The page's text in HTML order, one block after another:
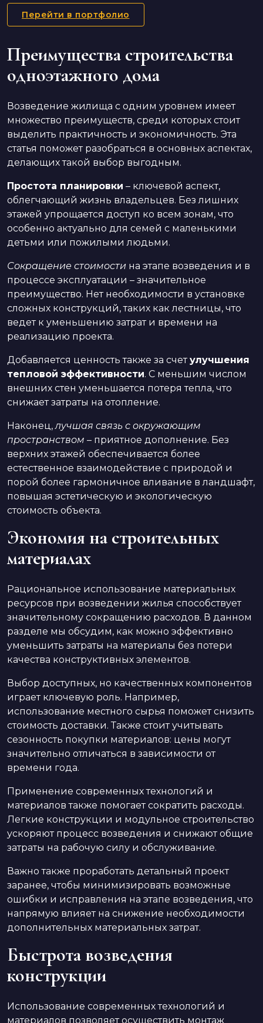
Перейти в портфолио
Преимущества строительства
одноэтажного дома
Возведение жилища с одним уровнем имеет
множество преимуществ, среди которых стоит
выделить практичность и экономичность. Эта
статья поможет разобраться в основных аспектах,
делающих такой выбор выгодным.
Простота планировки – ключевой аспект,
облегчающий жизнь владельцев. Без лишних
этажей упрощается доступ ко всем зонам, что
особенно актуально для семей с маленькими
детьми или пожилыми людьми.
Сокращение стоимости на этапе возведения и в
процессе эксплуатации – значительное
преимущество. Нет необходимости в установке
сложных конструкций, таких как лестницы, что
ведет к уменьшению затрат и времени на
реализацию проекта.
Добавляется ценность также за счетулучшения
тепловой эффективности. С меньшим числом
внешних стен уменьшается потеря тепла, что
снижает затраты на отопление.
Наконец,лучшая связь с окружающим
пространством – приятное дополнение. Без
верхних этажей обеспечивается более
естественное взаимодействие с природой и
порой более гармоничное вливание в ландшафт,
повышая эстетическую и экологическую
стоимость объекта.
Экономия на строительных
материалах
Рациональное использование материальных
ресурсов при возведении жилья способствует
значительному сокращению расходов. В данном
разделе мы обсудим, как можно эффективно
уменьшить затраты на материалы без потери
качества конструктивных элементов.
Выбор доступных, но качественных компонентов
играет ключевую роль. Например,
использование местного сырья поможет снизить
стоимость доставки. Также стоит учитывать
сезонность покупки материалов: цены могут
значительно отличаться в зависимости от
времени года.
Применение современных технологий и
материалов также помогает сократить расходы.
Легкие конструкции и модульное строительство
ускоряют процесс возведения и снижают общие
затраты на рабочую силу и обслуживание.
Важно также проработать детальный проект
заранее, чтобы минимизировать возможные
ошибки и исправления на этапе возведения, что
напрямую влияет на снижение необходимости
дополнительных материальных затрат.
Быстрота возведения
конструкции
Использование современных технологий и
материалов позволяет осуществить монтаж